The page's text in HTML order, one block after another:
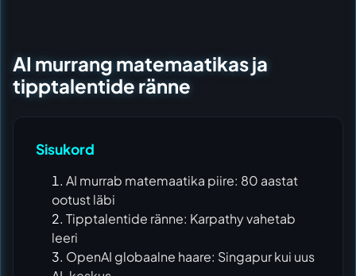
AI murrang matemaatikas ja
tipptalentide ränne
Sisukord
AI murrab matemaatika piire: 80 aastat
ootust läbi
Tipptalentide ränne: Karpathy vahetab
leeri
OpenAI globaalne haare: Singapur kui uus